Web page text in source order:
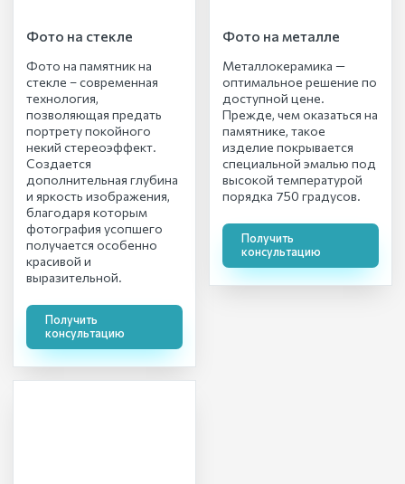
Фото на стекле
Фото на памятник на
стекле – современная
технология,
позволяющая предать
портрету покойного
некий стереоэффект.
Создается
дополнительная глубина
и яркость изображения,
благодаря которым
фотография усопшего
получается особенно
красивой и
выразительной.
Получить
консультацию
Фото на металле
Металлокерамика —
оптимальное решение по
доступной цене.
Прежде, чем оказаться на
памятнике, такое
изделие покрывается
специальной эмалью под
высокой температурой
порядка 750 градусов.
Получить
консультацию